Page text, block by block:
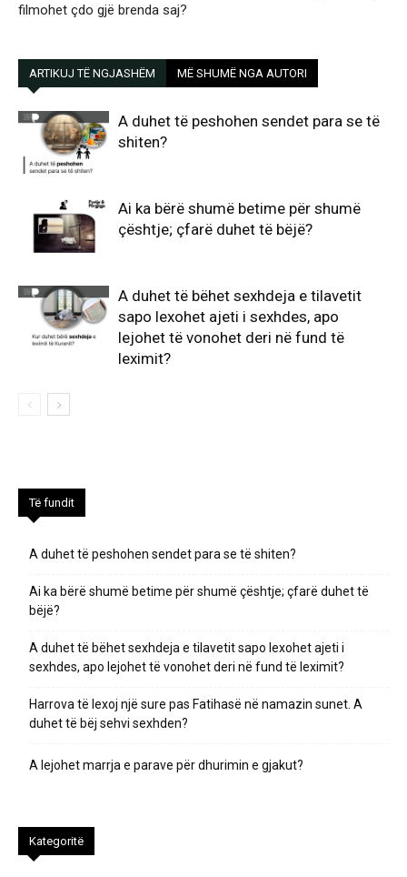
filmohet çdo gjë brenda saj?
ARTIKUJ TË NGJASHËM MË SHUMË NGA AUTORI
A duhet të peshohen sendet para se të
shiten?
Ai ka bërë shumë betime për shumë
çështje; çfarë duhet të bëjë?
A duhet të bëhet sexhdeja e tilavetit
sapo lexohet ajeti i sexhdes, apo
lejohet të vonohet deri në fund të
leximit?
Të fundit
A duhet të peshohen sendet para se të shiten?
Ai ka bërë shumë betime për shumë çështje; çfarë duhet të
bëjë?
A duhet të bëhet sexhdeja e tilavetit sapo lexohet ajeti i
sexhdes, apo lejohet të vonohet deri në fund të leximit?
Harrova të lexoj një sure pas Fatihasë në namazin sunet. A
duhet të bëj sehvi sexhden?
A lejohet marrja e parave për dhurimin e gjakut?
Kategoritë